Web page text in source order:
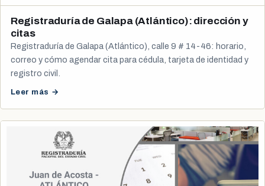
Registraduría de Galapa (Atlántico): dirección y
citas
Registraduría de Galapa (Atlántico), calle 9 # 14-46: horario,
correo y cómo agendar cita para cédula, tarjeta de identidad y
registro civil.
Leer más →